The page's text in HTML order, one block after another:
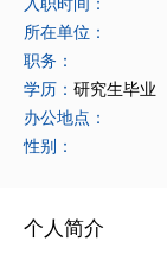
入职时间：
所在单位：
职务：
学历： 研究生毕业
办公地点：
性别：
个人简介